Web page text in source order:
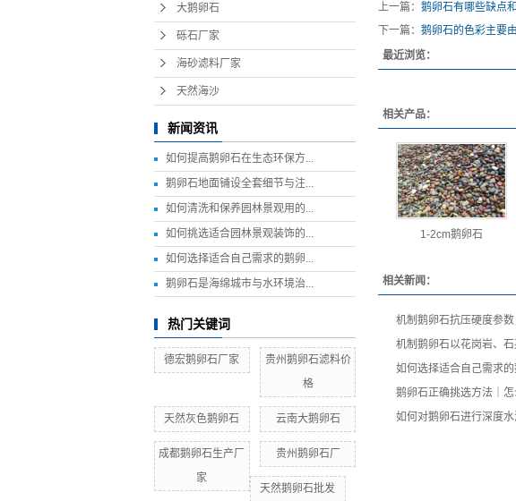
大鹅卵石
砾石厂家
海砂滤料厂家
天然海沙
新闻资讯
如何提高鹅卵石在生态环保方...
鹅卵石地面铺设全套细节与注...
如何清洗和保养园林景观用的...
如何挑选适合园林景观装饰的...
如何选择适合自己需求的鹅卵...
鹅卵石是海绵城市与水环境治...
热门关键词
德宏鹅卵石厂家
贵州鹅卵石滤料价
格
天然灰色鹅卵石 云南大鹅卵石
成都鹅卵石生产厂
家
贵州鹅卵石厂
天然鹅卵石批发
上一篇： 鹅卵石有哪些缺点
下一篇： 鹅卵石的色彩主要
最近浏览：
相关产品：
1-2cm鹅卵石
相关新闻：
机制鹅卵石抗压硬度参
机制鹅卵石以花岗岩、
如何选择适合自己需求的
鹅卵石正确挑选方法｜
如何对鹅卵石进行深度